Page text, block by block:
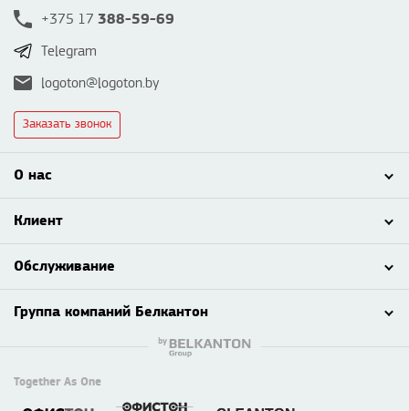
+375 17 388-59-69
Telegram
logoton@logoton.by
Заказать звонок
О нас
Клиент
Обслуживание
Группа компаний Белкантон
Together As One